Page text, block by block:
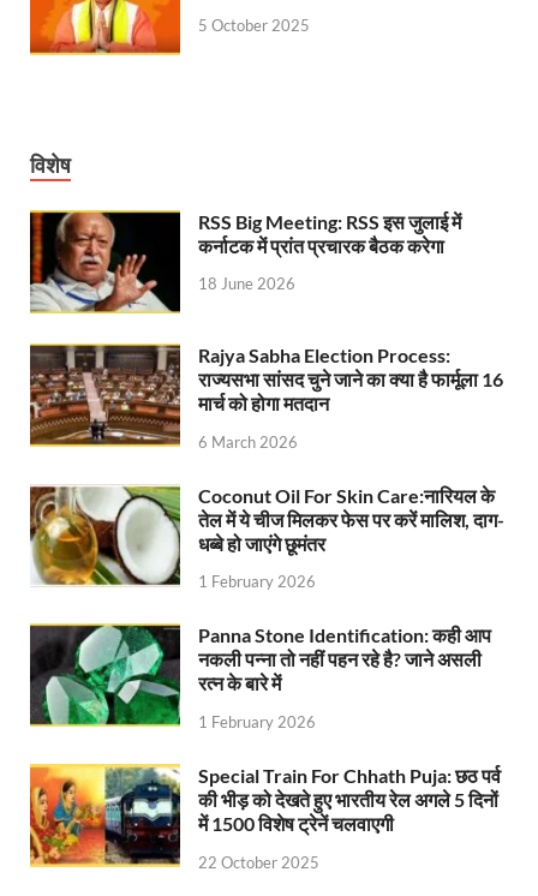
5 October 2025
विशेष
RSS Big Meeting: RSS इस जुलाई में
कर्नाटक में प्रांत प्रचारक बैठक करेगा
18 June 2026
Rajya Sabha Election Process:
राज्यसभा सांसद चुने जाने का क्या है फार्मूला 16
मार्च को होगा मतदान
6 March 2026
Coconut Oil For Skin Care:नारियल के
तेल में ये चीज मिलकर फेस पर करें मालिश, दाग-
धब्बे हो जाएंगे छूमंतर
1 February 2026
Panna Stone Identification: कही आप
नकली पन्ना तो नहीं पहन रहे है? जाने असली
रत्न के बारे में
1 February 2026
Special Train For Chhath Puja: छठ पर्व
की भीड़ को देखते हुए भारतीय रेल अगले 5 दिनों
में 1500 विशेष ट्रेनें चलवाएगी
22 October 2025